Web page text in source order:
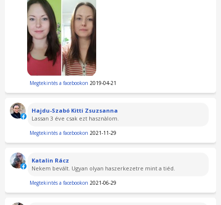
Megtekintés a facebookon 2019-04-21
Hajdu-Szabó Kitti Zsuzsanna
Lassan 3 éve csak ezt hasznàlom.
Megtekintés a facebookon 2021-11-29
Katalin Rácz
Nekem bevált. Ugyan olyan haszerkezetre mint a tiéd.
Megtekintés a facebookon 2021-06-29